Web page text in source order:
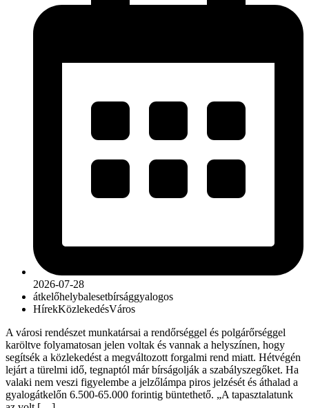
2026-07-28
átkelőhelybalesetbírsággyalogos
HírekKözlekedésVáros
A városi rendészet munkatársai a rendőrséggel és polgárőrséggel
karöltve folyamatosan jelen voltak és vannak a helyszínen, hogy
segítsék a közlekedést a megváltozott forgalmi rend miatt. Hétvégén
lejárt a türelmi idő, tegnaptól már bírságolják a szabályszegőket. Ha
valaki nem veszi figyelembe a jelzőlámpa piros jelzését és áthalad a
gyalogátkelőn 6.500-65.000 forintig büntethető. „A tapasztalatunk